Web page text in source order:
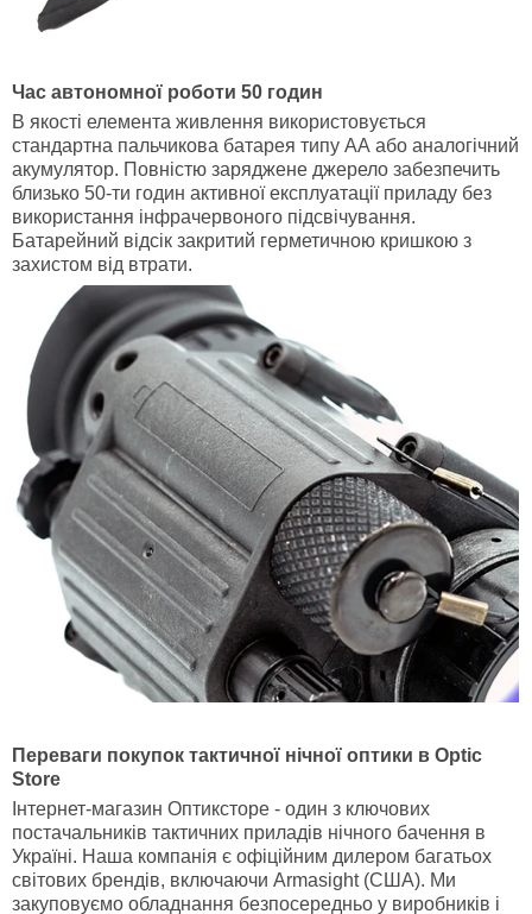
Час автономної роботи 50 годин
В якості елемента живлення використовується
стандартна пальчикова батарея типу АА або аналогічний
акумулятор. Повністю заряджене джерело забезпечить
близько 50-ти годин активної експлуатації приладу без
використання інфрачервоного підсвічування.
Батарейний відсік закритий герметичною кришкою з
захистом від втрати.
Переваги покупок тактичної нічної оптики в Optic
Store
Інтернет-магазин Оптиксторе - один з ключових
постачальників тактичних приладів нічного бачення в
Україні. Наша компанія є офіційним дилером багатьох
світових брендів, включаючи Armasight (США). Ми
закуповуємо обладнання безпосередньо у виробників і